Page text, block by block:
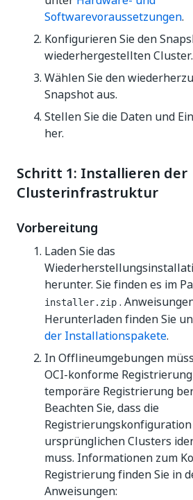
Softwarevoraussetzungen.
Konfigurieren Sie den
wiederhergestellten Cluster.
Wählen Sie den
Snapshot aus.
Stellen Sie die Daten und
her.
Schritt 1: Installieren der
Clusterinfrastruktur
Vorbereitung
Laden Sie das
herunter. Sie finden es im
installer.zip .
Herunterladen finden Sie
der Installationspakete.
In Offlineumgebungen
OCI-konforme
temporäre Registrierung
Beachten Sie, dass die
ursprünglichen Clusters
muss. Informationen zum
Registrierung finden Sie in
Anweisungen: